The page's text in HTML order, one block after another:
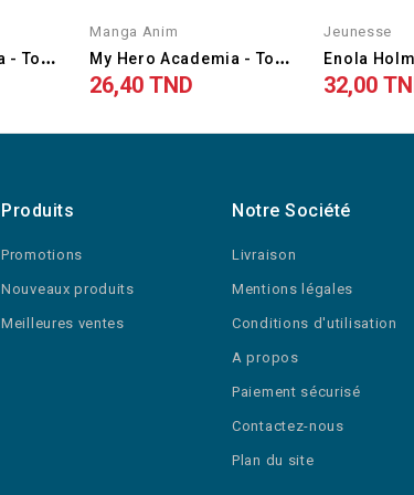
M
Y Hero Academia - Tome 05...
Manga Anim
M
Y Hero Academia - Tome 04...
26,40 TND
Jeunesse
32,00
Produits
Promotions
Nouveaux produits
Meilleures ventes
Notre Société
Livraison
Mentions légales
Conditions d'utilisation
A propos
Paiement sécurisé
Contactez-nous
Plan du site